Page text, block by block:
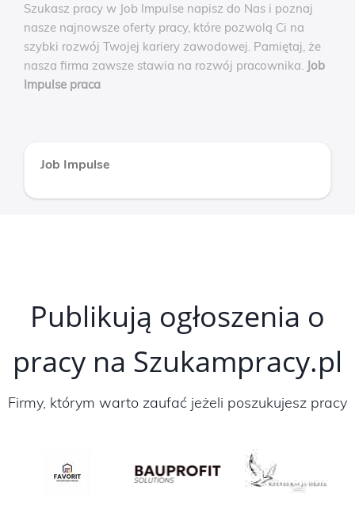
Szukasz pracy w Job Impulse napisz do Nas i poznaj
nasze najnowsze oferty pracy, które pozwolą Ci na
szybki rozwój Twojej kariery zawodowej. Pamiętaj, że
nasza firma zawsze stawia na rozwój pracownika. Job
Impulse praca
Job Impulse
Publikują ogłoszenia o
pracy na Szukampracy.pl
Firmy, którym warto zaufać jeżeli poszukujesz pracy